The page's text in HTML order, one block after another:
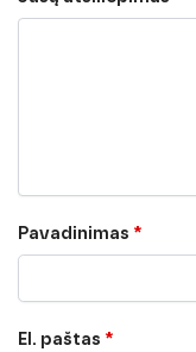
Pavadinimas *
El. paštas *